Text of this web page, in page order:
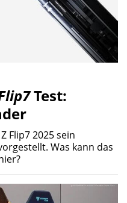
Test:
Flip7 2025 sein
Was kann das